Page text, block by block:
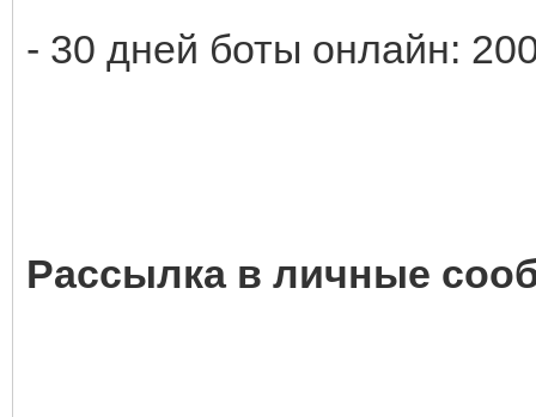
- 30 дней боты онлайн:
Рассылка в личные